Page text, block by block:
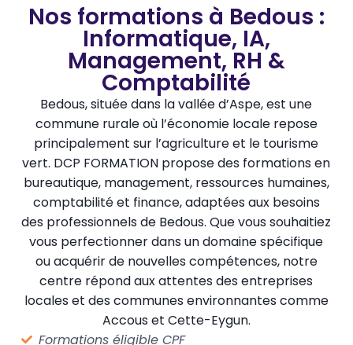
Nos formations à Bedous :
Informatique, IA,
Management, RH &
Comptabilité
Bedous, située dans la vallée d’Aspe, est une
commune rurale où l’économie locale repose
principalement sur l’agriculture et le tourisme
vert. DCP FORMATION propose des formations en
bureautique, management, ressources humaines,
comptabilité et finance, adaptées aux besoins
des professionnels de Bedous. Que vous souhaitiez
vous perfectionner dans un domaine spécifique
ou acquérir de nouvelles compétences, notre
centre répond aux attentes des entreprises
locales et des communes environnantes comme
Accous et Cette-Eygun.
Formations éligible CPF